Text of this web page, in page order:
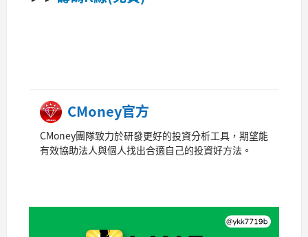
CMoney官方
CMoney團隊致力於研發更好的投資分析工具，期望能
有效協助法人與個人找出合適自己的投資好方法。